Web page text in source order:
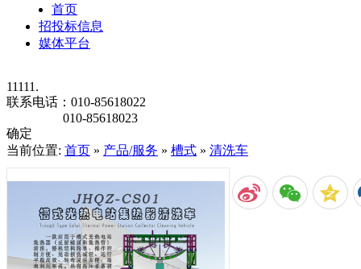
首页
招投标信息
媒体平台
11111.
联系电话： 010-85618022
010-85618023
确定
当前位置: 首页 » 产品/服务 » 槽式 » 清洗车